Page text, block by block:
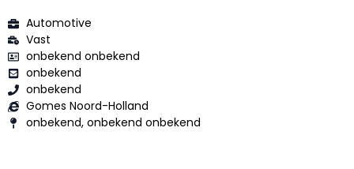
Automotive
Vast
onbekend onbekend
onbekend
onbekend
Gomes Noord-Holland
onbekend, onbekend onbekend